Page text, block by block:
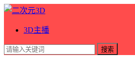
3D主播
搜索